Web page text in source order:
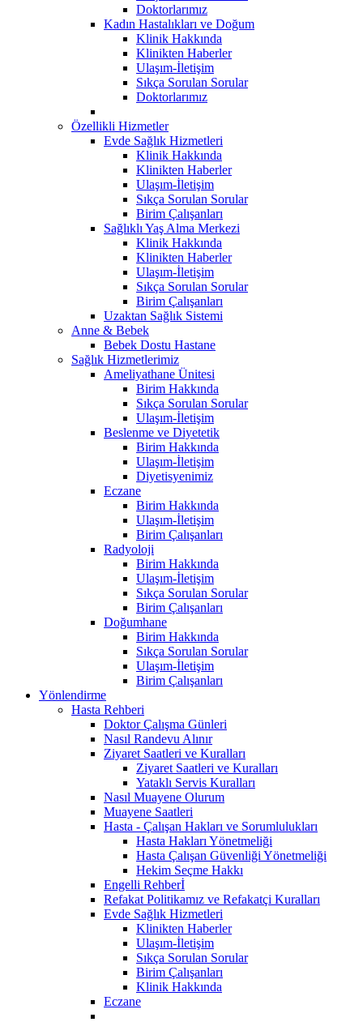
Doktorlarımız
Kadın Hastalıkları ve Doğum
Klinik Hakkında
Klinikten Haberler
Ulaşım-İletişim
Sıkça Sorulan Sorular
Doktorlarımız
Özellikli Hizmetler
Evde Sağlık Hizmetleri
Klinik Hakkında
Klinikten Haberler
Ulaşım-İletişim
Sıkça Sorulan Sorular
Birim Çalışanları
Sağlıklı Yaş Alma Merkezi
Klinik Hakkında
Klinikten Haberler
Ulaşım-İletişim
Sıkça Sorulan Sorular
Birim Çalışanları
Uzaktan Sağlık Sistemi
Anne & Bebek
Bebek Dostu Hastane
Sağlık Hizmetlerimiz
Ameliyathane Ünitesi
Birim Hakkında
Sıkça Sorulan Sorular
Ulaşım-İletişim
Beslenme ve Diyetetik
Birim Hakkında
Ulaşım-İletişim
Diyetisyenimiz
Eczane
Birim Hakkında
Ulaşım-İletişim
Birim Çalışanları
Radyoloji
Birim Hakkında
Ulaşım-İletişim
Sıkça Sorulan Sorular
Birim Çalışanları
Doğumhane
Birim Hakkında
Sıkça Sorulan Sorular
Ulaşım-İletişim
Birim Çalışanları
Yönlendirme
Hasta Rehberi
Doktor Çalışma Günleri
Nasıl Randevu Alınır
Ziyaret Saatleri ve Kuralları
Ziyaret Saatleri ve Kuralları
Yataklı Servis Kuralları
Nasıl Muayene Olurum
Muayene Saatleri
Hasta - Çalışan Hakları ve Sorumlulukları
Hasta Hakları Yönetmeliği
Hasta Çalışan Güvenliği Yönetmeliği
Hekim Seçme Hakkı
Engelli Rehberİ
Refakat Politikamız ve Refakatçi Kuralları
Evde Sağlık Hizmetleri
Klinikten Haberler
Ulaşım-İletişim
Sıkça Sorulan Sorular
Birim Çalışanları
Klinik Hakkında
Eczane